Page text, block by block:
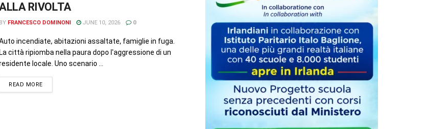
RIVOLTA
BY FRANCESCO DOMINONI JUNE 10, 2026 0
incendiate, abitazioni assaltate, famiglie in fuga.
La città ripiomba nella paura dopo l'aggressione di un
locale. Uno scenario ...
READ MORE